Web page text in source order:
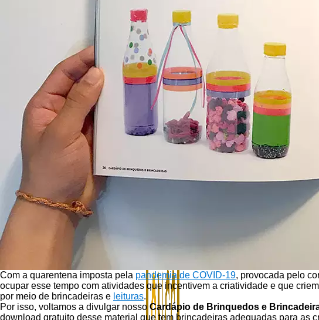
Com a quarentena imposta pela pandemia de COVID-19, provocada pelo
ocupar esse tempo com atividades que incentivem a criatividade e que
por meio de brincadeiras e leituras.
Por isso, voltamos a divulgar nosso Cardápio de Brinquedos e
download gratuito desse material que tem brincadeiras adequadas para as